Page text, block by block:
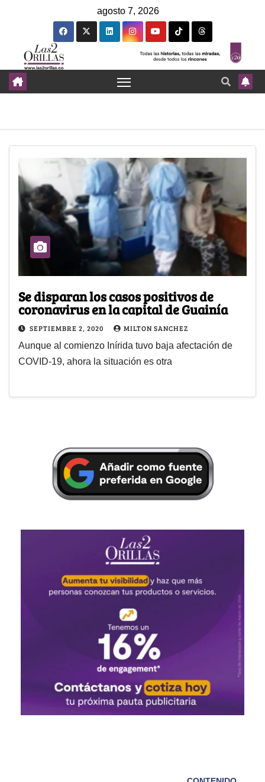
agosto 7, 2026
Se disparan los casos positivos de
coronavirus en la capital de Guainía
SEPTIEMBRE 2, 2020 MILTON SANCHEZ
Aunque al comienzo Inírida tuvo baja afectación de
COVID-19, ahora la situación es otra